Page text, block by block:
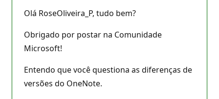
Olá RoseOliveira_P, tudo bem?
Obrigado por postar na Comunidade
Microsoft!
Entendo que você questiona as diferenças de
versões do OneNote.